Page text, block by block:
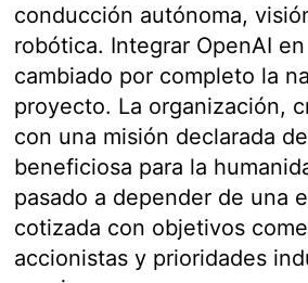
conducción autónoma,
robótica. Integrar OpenAI
cambiado por completo la
proyecto. La organización,
con una misión declarada
beneficiosa para la
pasado a depender de una
cotizada con objetivos
accionistas y prioridades